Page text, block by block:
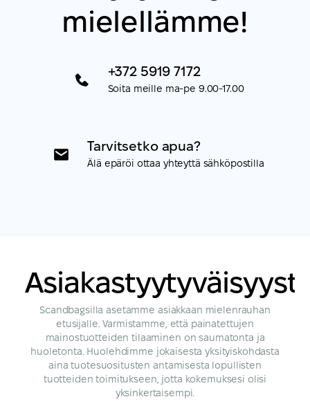
mielellämme!
+372 5919 7172
Soita meille ma-pe 9.00-17.00
Tarvitsetko apua?
Älä epäröi ottaa yhteyttä sähköpostilla
Scandbagsilla asetamme asiakkaan mielenrauhan
etusijalle. Varmistamme, että painatettujen
mainostuotteiden tilaaminen on saumatonta ja
huoletonta. Huolehdimme jokaisesta yksityiskohdasta
aina tuotesuositusten antamisesta lopullisten
tuotteiden toimitukseen, jotta kokemuksesi olisi
yksinkertaisempi.